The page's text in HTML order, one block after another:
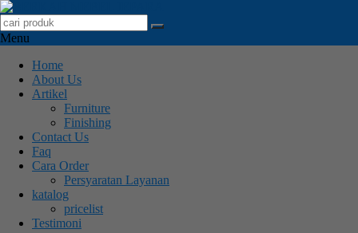
Menu
Home
About Us
Artikel
Furniture
Finishing
Contact Us
Faq
Cara Order
Persyaratan Layanan
katalog
pricelist
Testimoni